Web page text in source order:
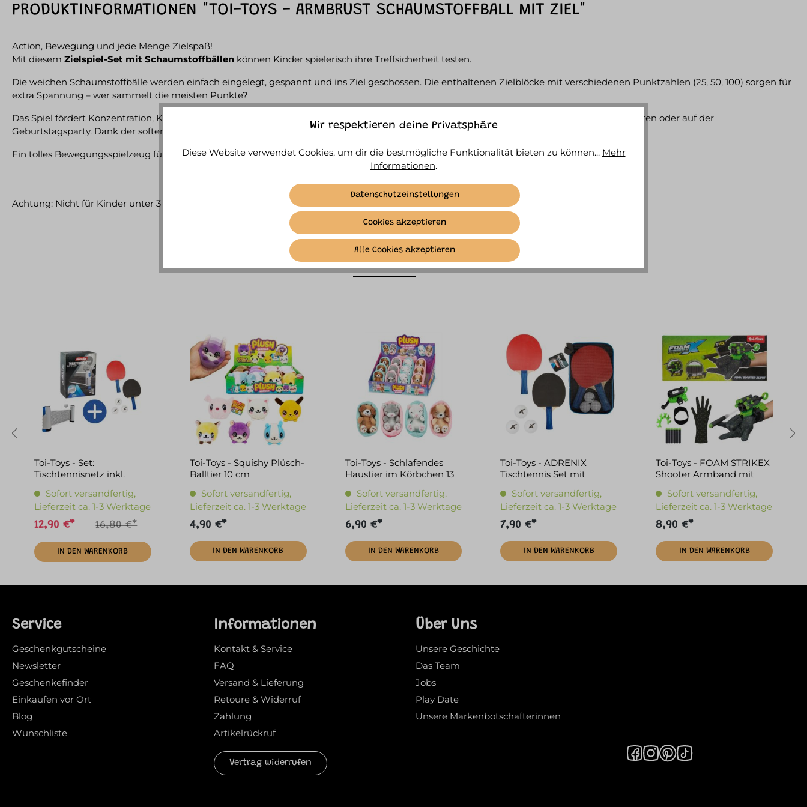
PRODUKTINFORMATIONEN "TOI-TOYS - ARMBRUST SCHAUMSTOFFBALL MIT ZIEL"
Action, Bewegung und jede Menge Zielspaß!
Mit diesem Zielspiel-Set mit Schaumstoffbällen können Kinder spielerisch ihre Treffsicherheit testen.
Die weichen Schaumstoffbälle werden einfach eingelegt, gespannt und ins Ziel geschossen. Die enthaltenen Zielblöcke mit verschiedenen Punktzahlen (25, 50, 100) sorgen für
extra Spannung – wer sammelt die meisten Punkte?
Das Spiel fördert Konzentration, Koordination und Geschicklichkeit und eignet sich perfekt für kleine Wettbewerbe im Kinderzimmer, im Garten oder auf der
Geburtstagsparty. Dank der soften Schaumstoffbälle steht dabei sicherer Spielspaß im Vordergrund.
Ein tolles Bewegungsspielzeug für aktive Kinder.
Achtung: Nicht für Kinder unter 3 Jahren geeignet. Verschluckbare Kleinteile.
ÄHNLICHE ARTIKEL
Toi-Toys - Set:
Tischtennisnetz inkl.
Sofort versandfertig,
Lieferzeit ca. 1-3 Werktage
12,90 €* 16,80 €*
IN DEN WARENKORB
Toi-Toys - Squishy Plüsch-
Balltier 10 cm
Sofort versandfertig,
Lieferzeit ca. 1-3 Werktage
4,90 €*
IN DEN WARENKORB
Toi-Toys - Schlafendes
Haustier im Körbchen 13
Sofort versandfertig,
Lieferzeit ca. 1-3 Werktage
6,90 €*
IN DEN WARENKORB
Toi-Toys - ADRENIX
Tischtennis Set mit
Sofort versandfertig,
Lieferzeit ca. 1-3 Werktage
7,90 €*
IN DEN WARENKORB
Toi-Toys - FOAM STRIKEX
Shooter Armband mit
Sofort versandfertig,
Lieferzeit ca. 1-3 Werktage
8,90 €*
IN DEN WARENKORB
Service
Geschenkgutscheine
Newsletter
Geschenkefinder
Einkaufen vor Ort
Blog
Wunschliste
Informationen
Kontakt & Service
FAQ
Versand & Lieferung
Retoure & Widerruf
Zahlung
Artikelrückruf
Vertrag widerrufen
Über Uns
Unsere Geschichte
Das Team
Jobs
Play Date
Unsere Markenbotschafterinnen
Wir respektieren deine Privatsphäre
Diese Website verwendet Cookies, um dir die bestmögliche Funktionalität bieten zu können... Mehr
Informationen.
Datenschutzeinstellungen
Cookies akzeptieren
Alle Cookies akzeptieren